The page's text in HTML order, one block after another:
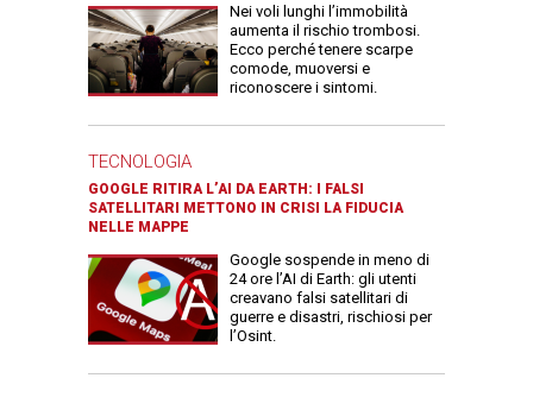
Nei voli lunghi l’immobilità
aumenta il rischio trombosi.
Ecco perché tenere scarpe
comode, muoversi e
riconoscere i sintomi.
TECNOLOGIA
GOOGLE RITIRA L’AI DA EARTH: I FALSI
SATELLITARI METTONO IN CRISI LA FIDUCIA
NELLE MAPPE
Google sospende in meno di
24 ore l’AI di Earth: gli utenti
creavano falsi satellitari di
guerre e disastri, rischiosi per
l’Osint.